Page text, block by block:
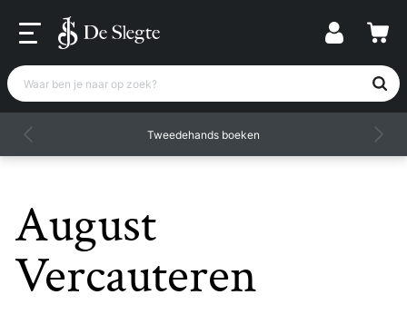
Waar ben je naar op zoek?
Tweedehands boeken
August
Vercauteren